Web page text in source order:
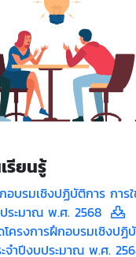
รียนรู้
อบรมเชิงปฏิบัติการ การ
ระมาณ พ.ศ. 2568
โครงการฝึกอบรมเชิงปฏิ
จำปีงบประมาณ พ.ศ.